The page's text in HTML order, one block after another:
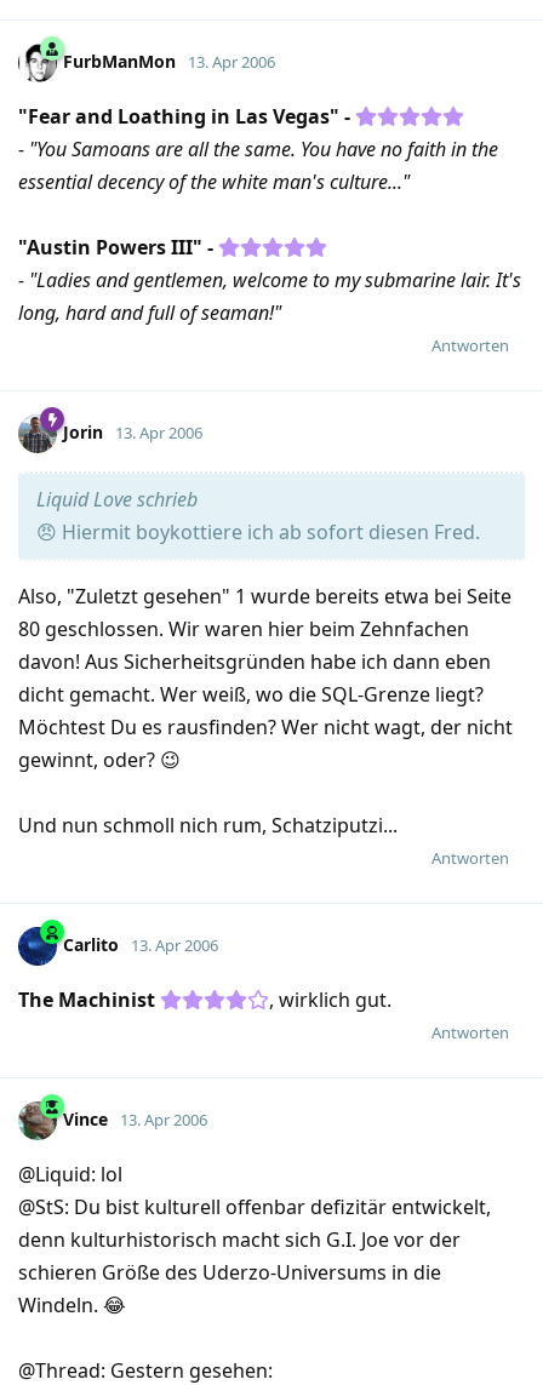
FurbManMon 13. Apr 2006
"Fear and Loathing in Las Vegas" -
- "You Samoans are all the same. You have no faith in the
essential decency of the white man's culture..."
"Austin Powers III" -
- "Ladies and gentlemen, welcome to my submarine lair. It's
long, hard and full of seaman!"
Antworten
Jorin 13. Apr 2006
Liquid Love schrieb
😠 Hiermit boykottiere ich ab sofort diesen Fred.
Also, "Zuletzt gesehen" 1 wurde bereits etwa bei Seite
80 geschlossen. Wir waren hier beim Zehnfachen
davon! Aus Sicherheitsgründen habe ich dann eben
dicht gemacht. Wer weiß, wo die SQL-Grenze liegt?
Möchtest Du es rausfinden? Wer nicht wagt, der nicht
gewinnt, oder? 😉
Und nun schmoll nich rum, Schatziputzi...
Antworten
Carlito 13. Apr 2006
The Machinist , wirklich gut.
Antworten
Vince 13. Apr 2006
@Liquid: lol
@StS: Du bist kulturell offenbar defizitär entwickelt,
denn kulturhistorisch macht sich G.I. Joe vor der
schieren Größe des Uderzo-Universums in die
Windeln. 😂
@Thread: Gestern gesehen: